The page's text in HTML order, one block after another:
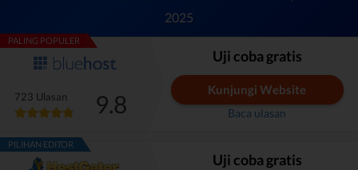
2025
PALING POPULER
723 Ulasan 9.8
Uji coba gratis
Kunjungi Website
Baca ulasan
PILIHAN EDITOR
Uji coba gratis